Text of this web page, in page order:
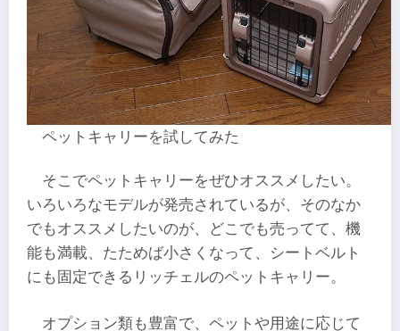
ペットキャリーを試してみた
そこでペットキャリーをぜひオススメしたい。
いろいろなモデルが発売されているが、そのなか
でもオススメしたいのが、どこでも売ってて、機
能も満載、たためば小さくなって、シートベルト
にも固定できるリッチェルのペットキャリー。
オプション類も豊富で、ペットや用途に応じて